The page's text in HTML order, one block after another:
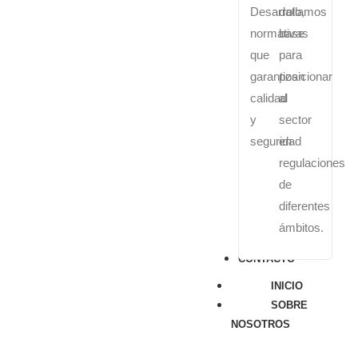
Desarrollamos
normativas
que
garantizan
calidad
y
seguridad
dato,
base
para
posicionar
al
sector
en
regulaciones
de
diferentes
ámbitos.
CONTACTO
INICIO
SOBRE
NOSOTROS